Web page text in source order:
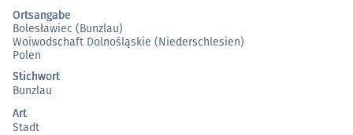
Ortsangabe
Bolesławiec (Bunzlau)
Woiwodschaft Dolnośląskie (Niederschlesien)
Polen
Stichwort
Bunzlau
Art
Stadt